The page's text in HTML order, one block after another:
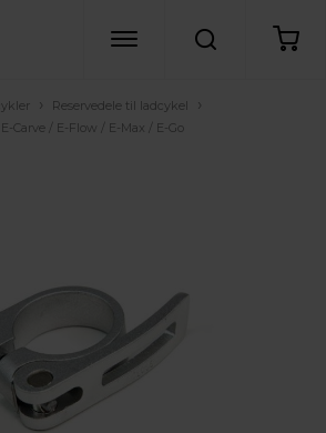
› Reservedele til ladcykel ›
Carve / E-Flow / E-Max / E-Go